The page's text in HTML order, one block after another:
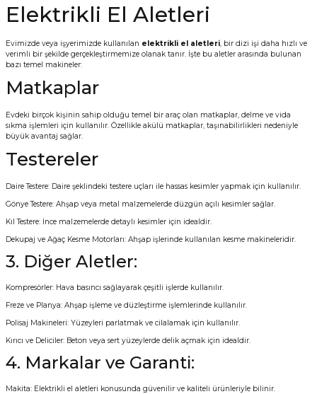
Elektrikli El Aletleri
Evimizde veya işyerimizde kullanılan elektrikli el aletleri, bir dizi işi daha hızlı ve
verimli bir şekilde gerçekleştirmemize olanak tanır. İşte bu aletler arasında bulunan
bazı temel makineler:
Matkaplar
Evdeki birçok kişinin sahip olduğu temel bir araç olan matkaplar, delme ve vida
sıkma işlemleri için kullanılır. Özellikle akülü matkaplar, taşınabilirlikleri nedeniyle
büyük avantaj sağlar.
Testereler
Daire Testere: Daire şeklindeki testere uçları ile hassas kesimler yapmak için kullanılır.
Gönye Testere: Ahşap veya metal malzemelerde düzgün açılı kesimler sağlar.
Kıl Testere: İnce malzemelerde detaylı kesimler için idealdir.
Dekupaj ve Ağaç Kesme Motorları: Ahşap işlerinde kullanılan kesme makineleridir.
3. Diğer Aletler:
Kompresörler: Hava basıncı sağlayarak çeşitli işlerde kullanılır.
Freze ve Planya: Ahşap işleme ve düzleştirme işlemlerinde kullanılır.
Polisaj Makineleri: Yüzeyleri parlatmak ve cilalamak için kullanılır.
Kırıcı ve Deliciler: Beton veya sert yüzeylerde delik açmak için idealdir.
4. Markalar ve Garanti:
Makita: Elektrikli el aletleri konusunda güvenilir ve kaliteli ürünleriyle bilinir.